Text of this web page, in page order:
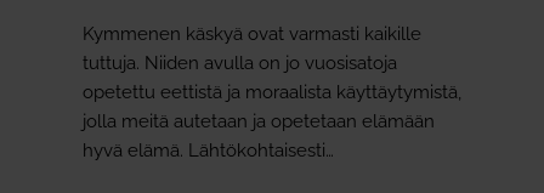
Kymmenen käskyä ovat varmasti kaikille
tuttuja. Niiden avulla on jo vuosisatoja
opetettu eettistä ja moraalista käyttäytymistä,
jolla meitä autetaan ja opetetaan elämään
hyvä elämä. Lähtökohtaisesti…